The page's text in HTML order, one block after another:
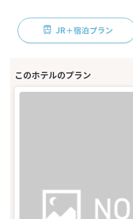
JR＋宿泊プラン